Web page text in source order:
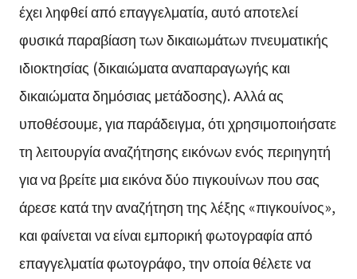
έχει ληφθεί από επαγγελματία, αυτό αποτελεί
φυσικά παραβίαση των δικαιωμάτων πνευματικής
ιδιοκτησίας (δικαιώματα αναπαραγωγής και
δικαιώματα δημόσιας μετάδοσης). Αλλά ας
υποθέσουμε, για παράδειγμα, ότι χρησιμοποιήσατε
τη λειτουργία αναζήτησης εικόνων ενός περιηγητή
για να βρείτε μια εικόνα δύο πιγκουίνων που σας
άρεσε κατά την αναζήτηση της λέξης «πιγκουίνος»,
και φαίνεται να είναι εμπορική φωτογραφία από
επαγγελματία φωτογράφο, την οποία θέλετε να